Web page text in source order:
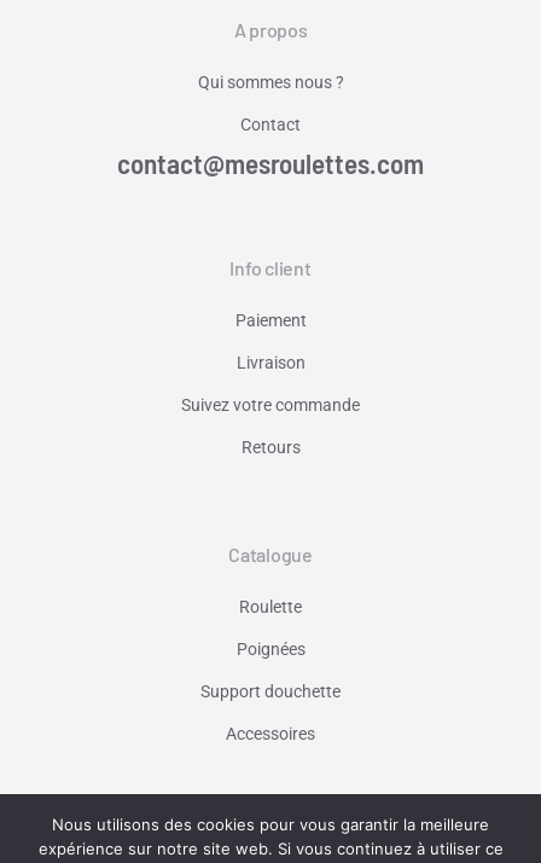
A propos
Qui sommes nous ?
Contact
contact@mesroulettes.com
Info client
Paiement
Livraison
Suivez votre commande
Retours
Catalogue
Roulette
Poignées
Support douchette
Accessoires
Vaniseo - votre agence web à Marseille -
Nous utilisons des cookies pour vous garantir la meilleure
expérience sur notre site web. Si vous continuez à utiliser ce